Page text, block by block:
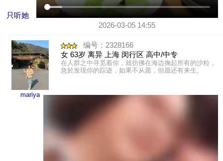
只听她
2026-03-05 14:55
mariya
编号：2328166
女 63岁 离异 上海 闵行区 高中/中专
在人群之中寻觅着你，就彷佛在海边掬起所有的沙粒，
急於发现你的踪迹，如果不从愿，但愿还有来生。